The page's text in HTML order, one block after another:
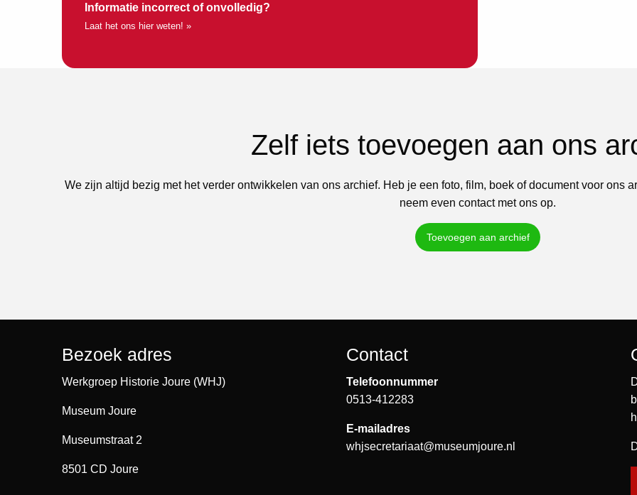
Informatie incorrect of onvolledig?
Laat het ons hier weten! »
Zelf iets toevoegen aan ons
We zijn altijd bezig met het verder ontwikkelen van ons archief. Heb je een foto, film, boek of document voor ons
neem even contact met ons op.
Toevoegen aan archief
Bezoek adres
Werkgroep Historie Joure (WHJ)
Museum Joure
Museumstraat 2
8501 CD Joure
Contact
Telefoonnummer
0513-412283
E-mailadres
whjsecretariaat@museumjoure.nl